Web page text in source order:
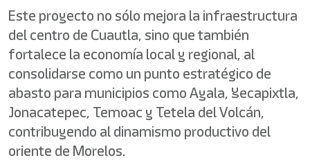
Este proyecto no sólo mejora la infraestructura
del centro de Cuautla, sino que también
fortalece la economía local y regional, al
consolidarse como un punto estratégico de
abasto para municipios como Ayala, Yecapixtla,
Jonacatepec, Temoac y Tetela del Volcán,
contribuyendo al dinamismo productivo del
oriente de Morelos.